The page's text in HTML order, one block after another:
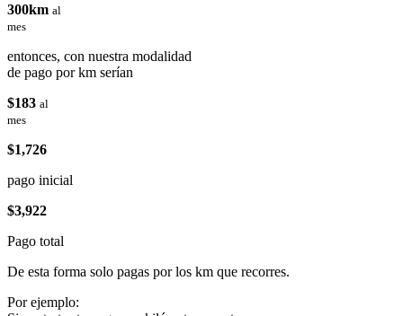
300km al
mes
entonces, con nuestra modalidad
de pago por km serían
$183 al
mes
$1,726
pago inicial
$3,922
Pago total
De esta forma solo pagas por los km que recorres.
Por ejemplo: